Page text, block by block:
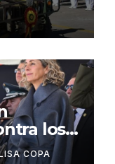
los
COPA